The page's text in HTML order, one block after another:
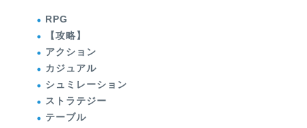
RPG
【攻略】
アクション
カジュアル
シュミレーション
ストラテジー
テーブル